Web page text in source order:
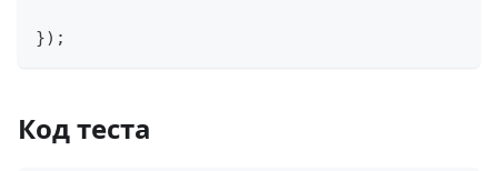
}) ;
Код теста